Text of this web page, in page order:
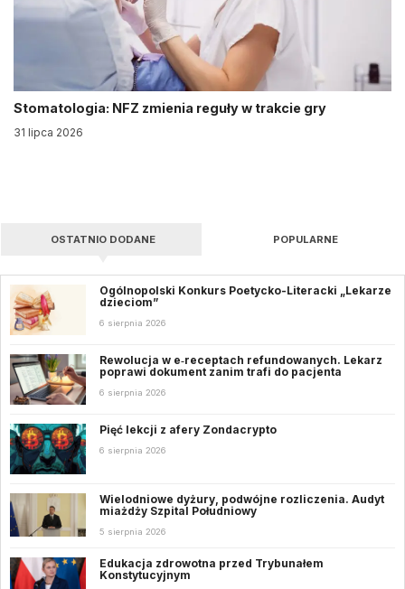
Stomatologia: NFZ zmienia reguły w trakcie gry
31 lipca 2026
OSTATNIO DODANE POPULARNE
Ogólnopolski Konkurs Poetycko-Literacki „Lekarze
dzieciom”
6 sierpnia 2026
Rewolucja w e‑receptach refundowanych. Lekarz
poprawi dokument zanim trafi do pacjenta
6 sierpnia 2026
Pięć lekcji z afery Zondacrypto
6 sierpnia 2026
Wielodniowe dyżury, podwójne rozliczenia. Audyt
miażdży Szpital Południowy
5 sierpnia 2026
Edukacja zdrowotna przed Trybunałem
Konstytucyjnym